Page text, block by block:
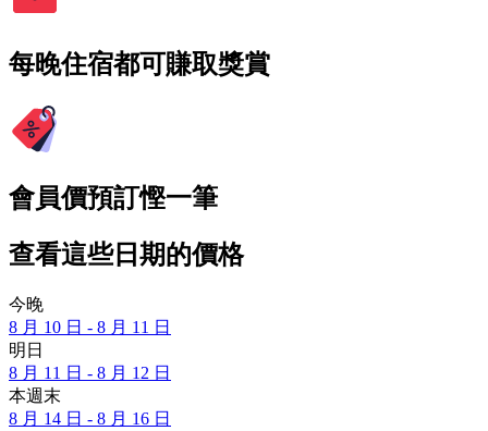
每晚住宿都可賺取獎賞
會員價預訂慳一筆
查看這些日期的價格
今晚
8 月 10 日 - 8 月 11 日
明日
8 月 11 日 - 8 月 12 日
本週末
8 月 14 日 - 8 月 16 日